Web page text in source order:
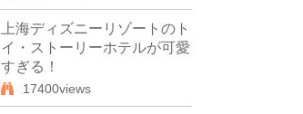
上海ディズニーリゾートのト
イ・ストーリーホテルが可愛
すぎる！
17400views